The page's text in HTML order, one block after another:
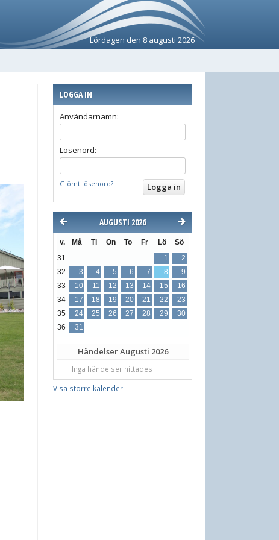
Lördagen den 8 augusti 2026
LOGGA IN
Användarnamn:
Lösenord:
Glömt lösenord?
AUGUSTI 2026
v. Må Ti On To Fr Lö Sö
31 1
2
32
3 4 5 6 7 8
9
33
10 11 12 13 14 15
16
34
17 18 19 20 21 22
23
35
24 25 26 27 28 29
30
36
31
HändelserAugusti 2026
Inga händelser hittades
Visa större kalender